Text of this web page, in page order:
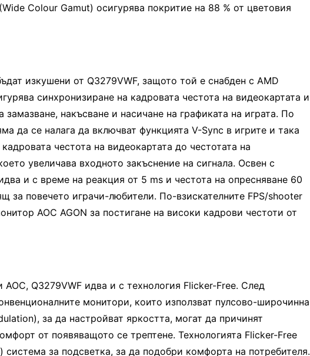
Colour Gamut) осигурява покритие на 88 % от цветовия
изкушени от Q3279VWF, защото той е снабден с AMD
синхронизиране на кадровата честота на видеокартата и
накъсване и насичане на графиката на играта. По
да се налага да включват функцията V-Sync в игрите и така
честота на видеокартата до честотата на
увеличава входното закъснение на сигнала. Освен с
и с време на реакция от 5 ms и честота на опресняване 60
за повечето играчи-любители. По-взискателните FPS/shooter
AOC AGON за постигане на високи кадрови честоти от
Q3279VWF идва и с технология Flicker-Free. След
монитори, които използват пулсово-широчинна
за да настройват яркостта, могат да причинят
от появяващото се трептене. Технологията Flicker-Free
система за подсветка, за да подобри комфорта на потребителя.